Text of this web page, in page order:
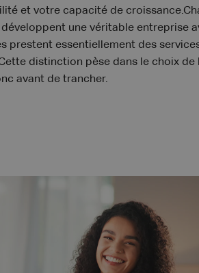
et votre capacité de
une véritable entreprise
prestent essentiellement des
distinction pèse dans le choix
avant de trancher.